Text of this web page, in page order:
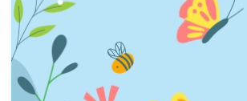
Овощи (на посадку)